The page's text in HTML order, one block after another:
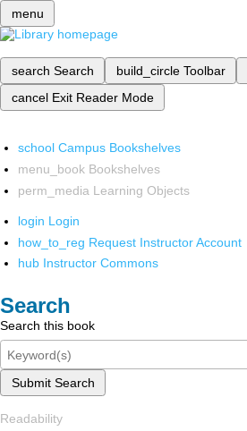
menu
search Search build_circle Toolbar
cancel Exit Reader Mode
school Campus Bookshelves
menu_book Bookshelves
perm_media Learning Objects
login Login
how_to_reg Request Instructor Account
hub Instructor Commons
Search
Search this book
Submit Search
Readability